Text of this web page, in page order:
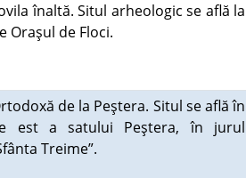
înaltă. Situl arheologic se află la
Oraşul de Floci.
de la Peştera. Situl se află în
est a satului Peştera, în jurul
Treime”.